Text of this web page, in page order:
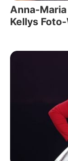
Anna-
Kellys